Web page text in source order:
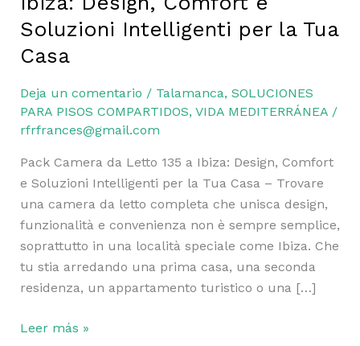
Soluzioni Intelligenti per la Tua
Casa
Deja un comentario / Talamanca, SOLUCIONES
PARA PISOS COMPARTIDOS, VIDA MEDITERRÁNEA/
rfrfrances@gmail.com
Pack Camera da Letto 135 a Ibiza: Design, Comfort
e Soluzioni Intelligenti per la Tua Casa – Trovare
una camera da letto completa che unisca design,
funzionalità e convenienza non è sempre semplice,
soprattutto in una località speciale come Ibiza. Che
tu stia arredando una prima casa, una seconda
residenza, un appartamento turistico o una […]
Leer más »